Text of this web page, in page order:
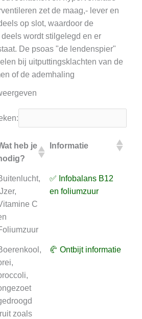
zet de maag,- lever en
op slot, waardoor de
wordt stilgelegd en er
De psoas "de lendenspier"
bij uitputtingsklachten van de
of de ademhaling
heb je
Informatie
heb je
Informatie
IJzer,
C
✅ Infobalans B12
en foliumzuur
zoals
🥐 Ontbijt informatie